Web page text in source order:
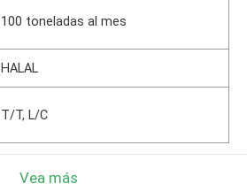
100 toneladas al mes
HALAL
T/T, L/C
Vea más